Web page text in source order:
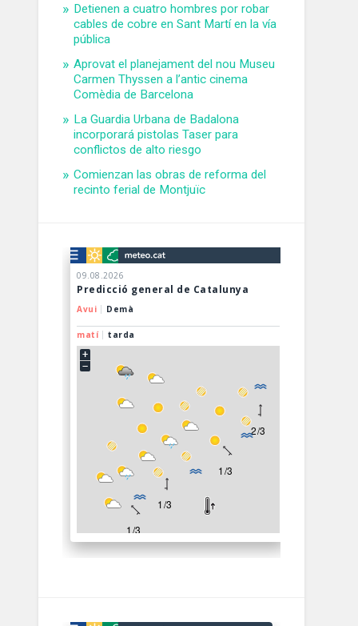
Detienen a cuatro hombres por robar
cables de cobre en Sant Martí en la vía
pública
Aprovat el planejament del nou Museu
Carmen Thyssen a l’antic cinema
Comèdia de Barcelona
La Guardia Urbana de Badalona
incorporará pistolas Taser para
conflictos de alto riesgo
Comienzan las obras de reforma del
recinto ferial de Montjuïc